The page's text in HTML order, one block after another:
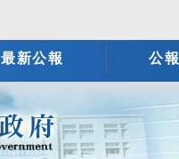
最新公報 公